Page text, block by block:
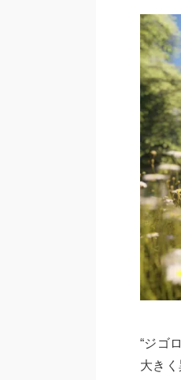
“ジゴ
大き